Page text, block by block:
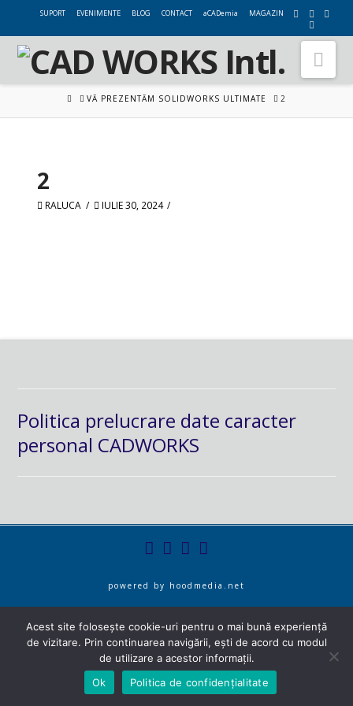
SUPORT EVENIMENTE BLOG CONTACT aCADemia MAGAZIN
HOMEVĂ PREZENTĂM SOLIDWORKS ULTIMATE 2
2
RALUCA IULIE 30, 2024
Politica prelucrare date caracter
personal CADWORKS
powered by hoodmedia.net
Acest site folosește cookie-uri pentru o mai bună experiență
de vizitare. Prin continuarea navigării, ești de acord cu modul
de utilizare a acestor informații.
Ok
Politica de confidențialitate